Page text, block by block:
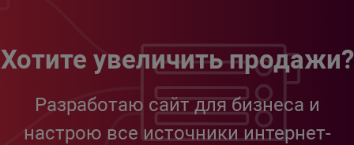
Хотите увеличить продажи?
Разработаю сайт для бизнеса и
настрою все источники интернет-